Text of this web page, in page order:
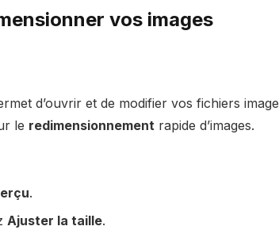
vos images
d’ouvrir et de modifier vos fichiers image
le redimensionnementrapide d’images.
.
Ajuster la taille.